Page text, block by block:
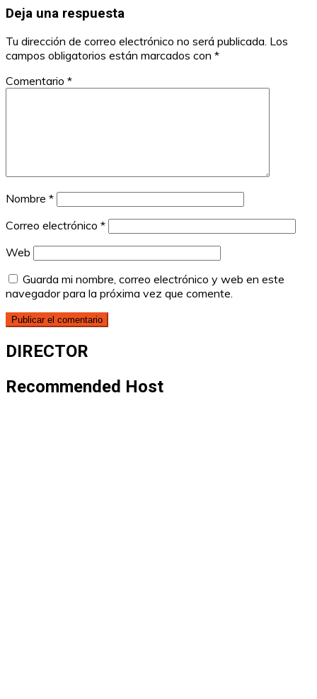
Deja una respuesta
Tu dirección de correo electrónico no será publicada. Los
campos obligatorios están marcados con *
Comentario *
Nombre *
Correo electrónico *
Web
Guarda mi nombre, correo electrónico y web en este
navegador para la próxima vez que comente.
DIRECTOR
Recommended Host